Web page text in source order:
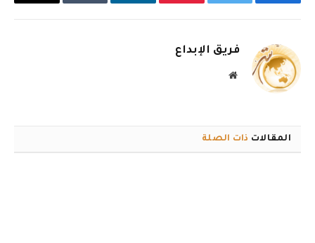
فيسبوك تويتر بينتيريستلينكدإن Tumblr
البريد
فريق الإبداع
موقع
المقالات ذات الصلة